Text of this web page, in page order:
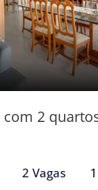
2
2 Vagas